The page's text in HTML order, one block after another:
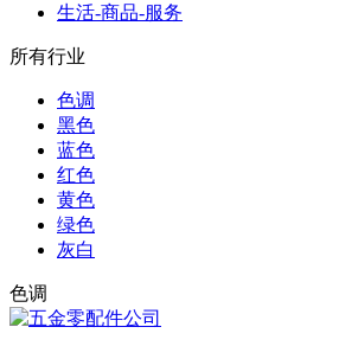
生活-商品-服务
所有行业
色调
黑色
蓝色
红色
黄色
绿色
灰白
色调